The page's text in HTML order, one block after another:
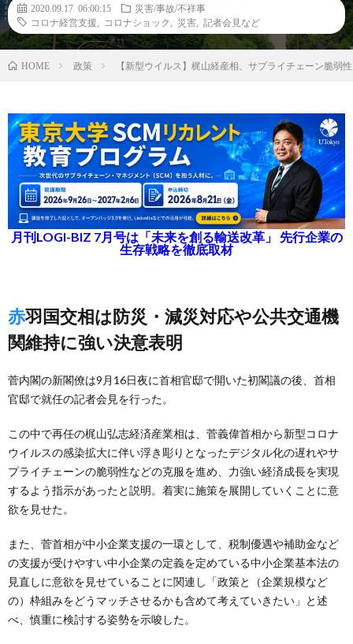
2020.09.17 06:00:15
災害/事故/不祥事
コロナ経営支援
コロナショック 災害 記者会見など
HOME 政策 【新型ウイルス】梶山経産相、サプライチェーン脆弱
月刊LOGI-BIZ 7月号は「未来を創る輸送改革」 先行企業の
生存戦略を徹底取材
赤羽国交相は防災・減災対応や公共交通機
関維持に強い決意表明
菅内閣の新閣僚は9月16日夜に首相官邸で開いた初閣議の後、首相
官邸で就任の記者会見を行った。
この中で再任の梶山弘志経済産業相は、菅義偉首相から新型コロナ
ウイルスの感染拡大に伴い浮き彫りとなったデジタル化の遅れやサ
プライチェーンの脆弱性などの克服を進め、力強い経済成長を実現
するよう指示があったと説明。着実に施策を展開していくことに意
欲を見せた。
また、菅首相が中小企業支援の一環として、税制優遇や補助金など
の支援が受けやすい中小企業の定義を定めている中小企業基本法の
見直しに意欲を見せていることに関連し「政策と（企業規模など
の）枠組みをどうマッチさせるかも含めて考えていきたい」と述
べ、慎重に検討する姿勢を示唆した。